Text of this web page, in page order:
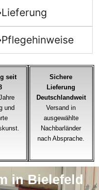
Lieferung
Pflegehinweise
seit
und
Sichere
Lieferung
Deutschlandweit
Versand in
ausgewählte
Nachbarländer
nach Absprache.
in Bielefeld